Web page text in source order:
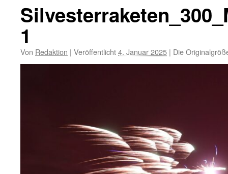
1
Von Redaktion | Veröffentlicht4. Januar 2025 | Die